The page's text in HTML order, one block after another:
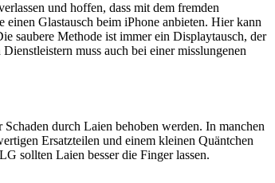
und hoffen, dass mit dem fremden
Glastausch beim iPhone anbieten. Hier kann
saubere Methode ist immer ein Displaytausch, der
muss auch bei einer misslungenen
durch Laien behoben werden. In manchen
Ersatzteilen und einem kleinen Quäntchen
sollten Laien besser die Finger lassen.